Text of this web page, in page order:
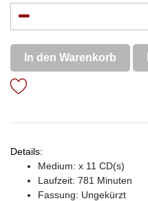
In den Warenkorb
Details:
Medium: x 11 CD(s)
Laufzeit: 781 Minuten
Fassung: Ungekürzt